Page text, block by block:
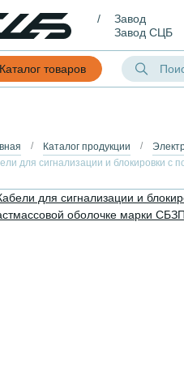
Завод
Завод СЦБ
Каталог товаров
Каталог продукции
для сигнализации и блокировки